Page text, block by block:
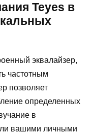
Teyes в
эквалайзер,
частотным
позволяет
определенных
в
вашими личными